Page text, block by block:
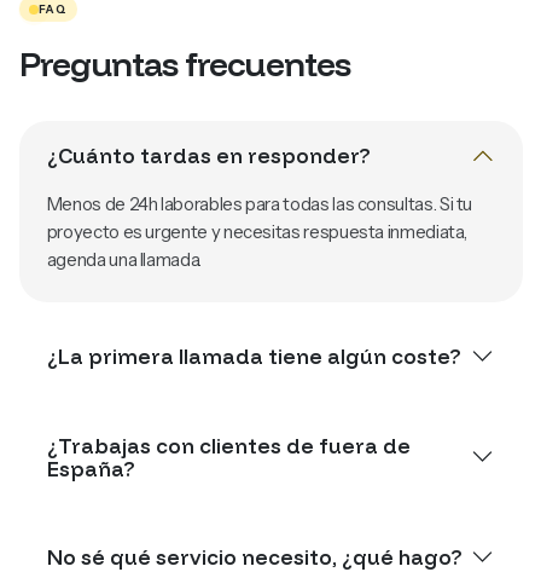
FAQ
Preguntas frecuentes
¿Cuánto tardas en responder?
Menos de 24h laborables para todas las consultas. Si tu
proyecto es urgente y necesitas respuesta inmediata,
agenda una llamada.
¿La primera llamada tiene algún coste?
¿Trabajas con clientes de fuera de
España?
No sé qué servicio necesito, ¿qué hago?